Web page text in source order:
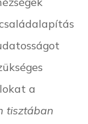
a
tisztában